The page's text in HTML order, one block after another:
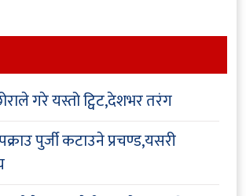
गरे यस्तो ट्विट,देशभर तरंग
पुर्जी कटाउने प्रचण्ड,यसरी